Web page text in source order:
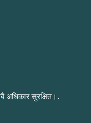
अधिकार सुरक्षित।.